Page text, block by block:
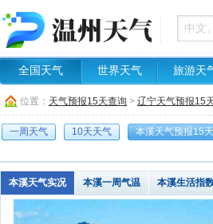
全国天气 世界天气 旅游天
位置： 天气预报15天查询 > 辽宁天气预报15
一周天气 10天天气 本溪天气预报15天
本溪天气实况 本溪一周气温 本溪生活指